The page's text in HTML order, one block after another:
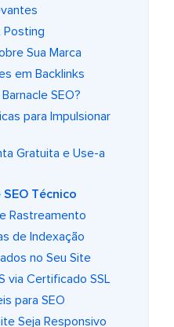
Posting
Sua Marca
em Backlinks
SEO?
para Impulsionar
Gratuita e Use-a
Técnico
Rastreamento
de Indexação
no Seu Site
via Certificado SSL
para SEO
Seja Responsivo